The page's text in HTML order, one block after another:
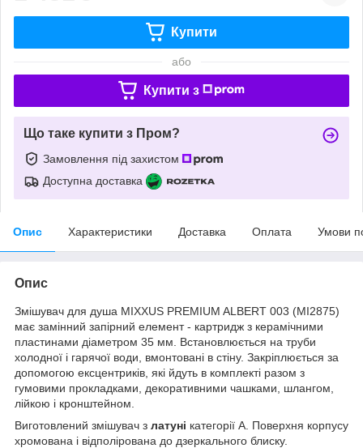
Купити
або
Купити з
Що таке купити з Пром?
Замовлення під захистом
Доступна доставка
Опис Характеристики Доставка Оплата Умови
Опис
Змішувач для душа MIXXUS PREMIUM ALBERT 003 (MI2875)
має замінний запірний елемент - картридж з керамічними
пластинами діаметром 35 мм. Встановлюється на труби
холодної і гарячої води, вмонтовані в стіну. Закріплюється за
допомогою ексцентриків, які йдуть в комплекті разом з
гумовими прокладками, декоративними чашками, шлангом,
лійкою і кронштейном.
Виготовлений змішувач з латуні категорії А. Поверхня корпусу
хромована і відполірована до дзеркального блиску.